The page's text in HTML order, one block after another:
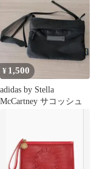
¥ 1,500
adidas by Stella
McCartney サコッシュ